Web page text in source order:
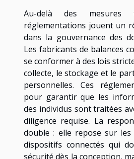
Au-delà des mesures
réglementations jouent un
dans la gouvernance des
Les fabricants de balances
se conformer à des lois
collecte, le stockage et le
personnelles. Ces
pour garantir que les
des individus sont traitées
diligence requise. La
double : elle repose sur les
dispositifs connectés qui
sécurité dès la conception,